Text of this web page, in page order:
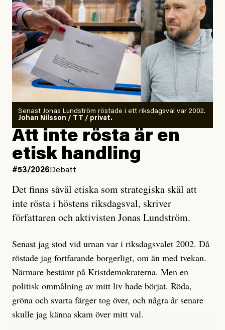
splittring och oro i rörelsen”. Problemet är att artikeln
skapar betydligt mer oro i palestinarörelsen – och den
oberoende vänstern – än den porträtterade personen
eller dess bakgrund.
Det finns en väldigt enkel regel inom alla politiska
rörelser när det gäller misstänkta infiltratörer:
Antingen har en bevis på att de är infiltratörer, och då
ska en gå ut med det så fort det bara går för att skydda
rörelsen. Eller så har en inga bevis, bara misstankar,
och då ska en efterforska diskret, just för att inte skapa
oro inom rörelsen.
Artikeln undersöker inte, som ETC påstår, ”vad som
är sant, vad som är rykten”, utan den bidrar bara till
ännu mer ryktesspridning. Det finns inte ett enda bevis
misstänkta personen är en infiltratör. Det som läsaren
får veta är att personen har ändrat sina politiska åsikter
under åren, att den har raderat tidigare innehåll på sina
sociala medier, att artikelns författare inte förstår sig
på personens ekonomi och att det tydligen finns
anonyma röster inom rörelsen som säger saker som
Senast Jonas Lundström röstade i ett riksdagsval var 2002.
Johan Nilsson / TT / privat.
Att inte rösta är en
etisk handling
#53/2026Debatt
Det finns såväl etiska som strategiska skäl att
inte rösta i höstens riksdagsval, skriver
författaren och aktivisten Jonas Lundström.
Senast jag stod vid urnan var i riksdagsvalet 2002. Då
röstade jag fortfarande borgerligt, om än med tvekan.
Närmare bestämt på Kristdemokraterna. Men en
politisk ommålning av mitt liv hade börjat. Röda,
gröna och svarta färger tog över, och några år senare
skulle jag känna skam över mitt val.